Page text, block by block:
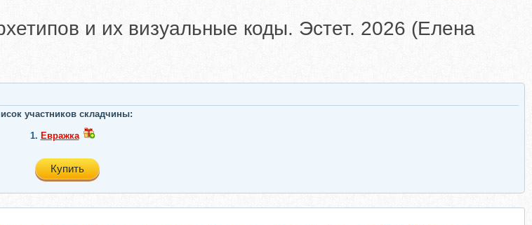
и их визуальные коды. Эстет. 2026 (Елена
участников складчины:
1. Евражкa
Купить